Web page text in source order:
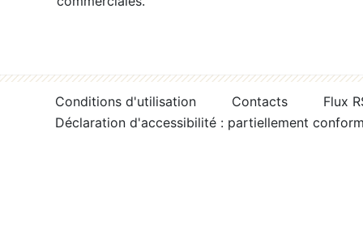
Conditions d'utilisation Contacts
Flux
Déclaration d'accessibilité : partiellement